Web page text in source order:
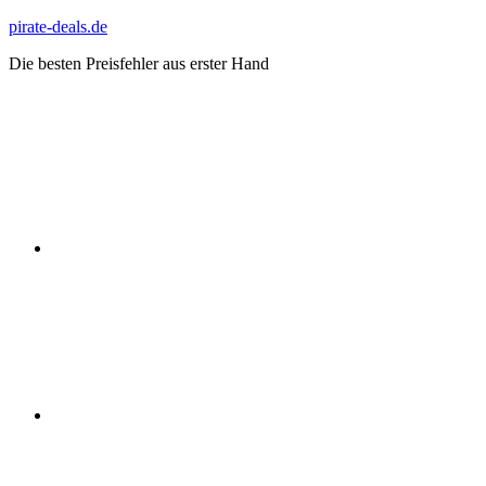
Zum
springen
pirate-deals.de
Die besten Preisfehler aus erster Hand